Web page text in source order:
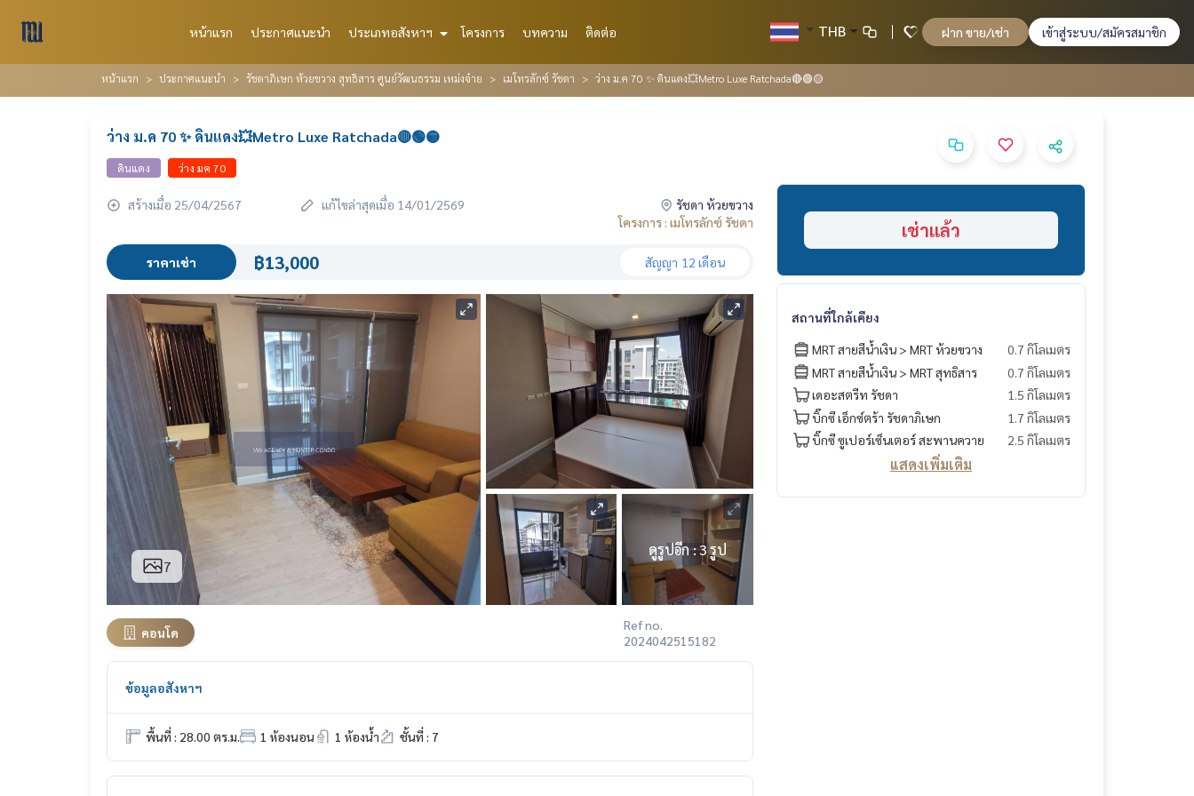
หน้าแรก ประกาศแนะนำ ประเภทอสังหาฯ โครงการ บทความ ติดต่อ THB ฝาก ขาย/เช่า เข้าสู่ระบบ/สมัครสมาชิก
หน้าแรก ประกาศแนะนำ รัชดาภิเษก ห้วยขวาง สุทธิสาร ศูนย์วัฒนธรรม เหม่งจ๋าย เมโทรลักซ์ รัชดา ว่าง ม.ค 70 ✨ ดินแดง💥Metro Luxe Ratchada🔴🟢🟡
ว่าง ม.ค 70 ✨ ดินแดง💥Metro Luxe Ratchada🔴🟢🟡
ดินแดง ว่าง มค 70
สร้างเมื่อ 25/04/2567 แก้ไขล่าสุดเมื่อ 14/01/2569
รัชดา ห้วยขวาง
โครงการ : เมโทรลักซ์ รัชดา
ราคาเช่า ฿13,000 สัญญา 12 เดือน
7
ดูรูปอีก : 3 รูป
คอนโด
Ref no.
2024042515182
ข้อมูลอสังหาฯ
พื้นที่ : 28.00 ตร.ม. 1 ห้องนอน 1 ห้องน้ำ ชั้นที่ : 7
เช่าแล้ว
สถานที่ใกล้เคียง
MRT สายสีน้ำเงิน > MRT ห้วยขวาง
0.7 กิโลเมตร
MRT สายสีน้ำเงิน > MRT สุทธิสาร
0.7 กิโลเมตร
เดอะสตรีท รัชดา
1.5 กิโลเมตร
บิ๊กซี เอ็กซ์ตร้า รัชดาภิเษก
1.7 กิโลเมตร
บิ๊กซี ซูเปอร์เซ็นเตอร์ สะพานควาย
2.5 กิโลเมตร
แสดงเพิ่มเติม